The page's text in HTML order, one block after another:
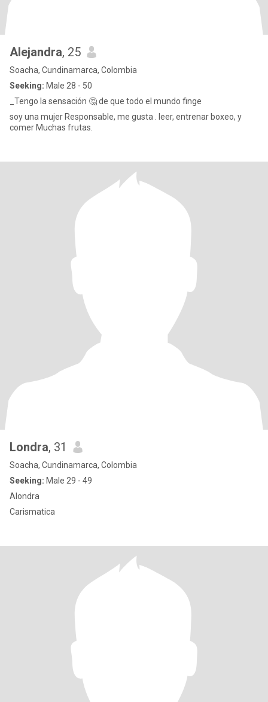
Alejandra, 25
Soacha, Cundinamarca, Colombia
Seeking: Male 28 - 50
_Tengo la sensación 🤔 de que todo el mundo finge
soy una mujer Responsable, me gusta . leer, entrenar boxeo, y
comer Muchas frutas.
Londra, 31
Soacha, Cundinamarca, Colombia
Seeking: Male 29 - 49
Alondra
Carismatica